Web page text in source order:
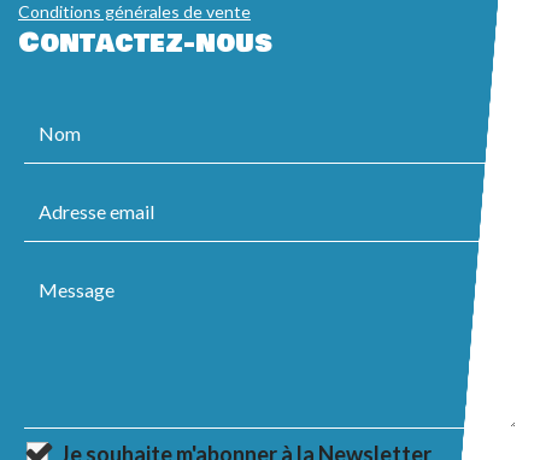
Conditions générales de vente
Contactez-nous
Je souhaite m'abonner à la Newsletter